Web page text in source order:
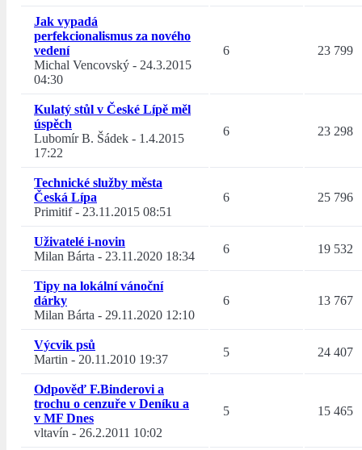
Jak vypadá
perfekcionalismus za nového
vedení
Michal Vencovský - 24.3.2015
04:30
6 23 799
Kulatý stůl v České Lípě měl
úspěch
Lubomír B. Šádek - 1.4.2015
17:22
6 23 298
Technické služby města
Česká Lípa
Primitif- 23.11.2015 08:51
6 25 796
Uživatelé i-novin
Milan Bárta - 23.11.2020 18:34
6 19 532
Tipy na lokální vánoční
dárky
Milan Bárta - 29.11.2020 12:10
6 13 767
Výcvik psů
Martin - 20.11.2010 19:37
5 24 407
Odpověď F.Binderovi a
trochu o cenzuře v Deníku a
v MF Dnes
vltavín - 26.2.2011 10:02
5 15 465